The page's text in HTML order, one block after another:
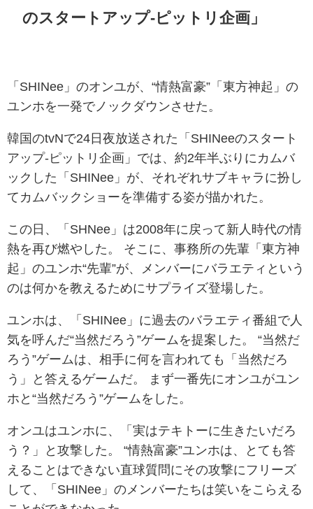
のスタートアップ-ピットリ企画」
「SHINee」のオンユが、“情熱富豪”「東方神起」の
ユンホを一発でノックダウンさせた。
韓国のtvNで24日夜放送された「SHINeeのスタート
アップ-ピットリ企画」では、約2年半ぶりにカムバ
ックした「SHINee」が、それぞれサブキャラに扮し
てカムバックショーを準備する姿が描かれた。
この日、「SHNee」は2008年に戻って新人時代の情
熱を再び燃やした。 そこに、事務所の先輩「東方神
起」のユンホ“先輩”が、メンバーにバラエティという
のは何かを教えるためにサプライズ登場した。
ユンホは、「SHINee」に過去のバラエティ番組で人
気を呼んだ“当然だろう”ゲームを提案した。 “当然だ
ろう”ゲームは、相手に何を言われても「当然だろ
う」と答えるゲームだ。 まず一番先にオンユがユン
ホと“当然だろう”ゲームをした。
オンユはユンホに、「実はテキトーに生きたいだろ
う？」と攻撃した。 “情熱富豪”ユンホは、とても答
えることはできない直球質問にその攻撃にフリーズ
して、「SHINee」のメンバーたちは笑いをこらえる